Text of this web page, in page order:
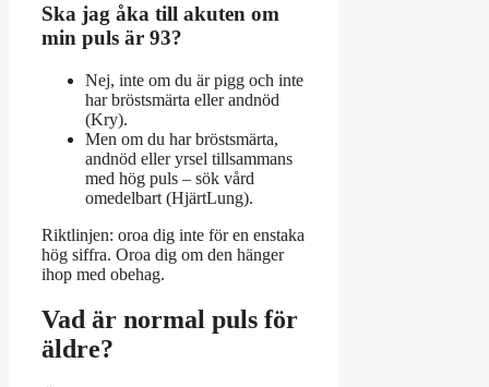
Ska jag åka till akuten om
min puls är 93?
Nej, inte om du är pigg och inte
har bröstsmärta eller andnöd
(Kry).
Men om du har bröstsmärta,
andnöd eller yrsel tillsammans
med hög puls – sök vård
omedelbart (HjärtLung).
Riktlinjen: oroa dig inte för en enstaka
hög siffra. Oroa dig om den hänger
ihop med obehag.
Vad är normal puls för
äldre?